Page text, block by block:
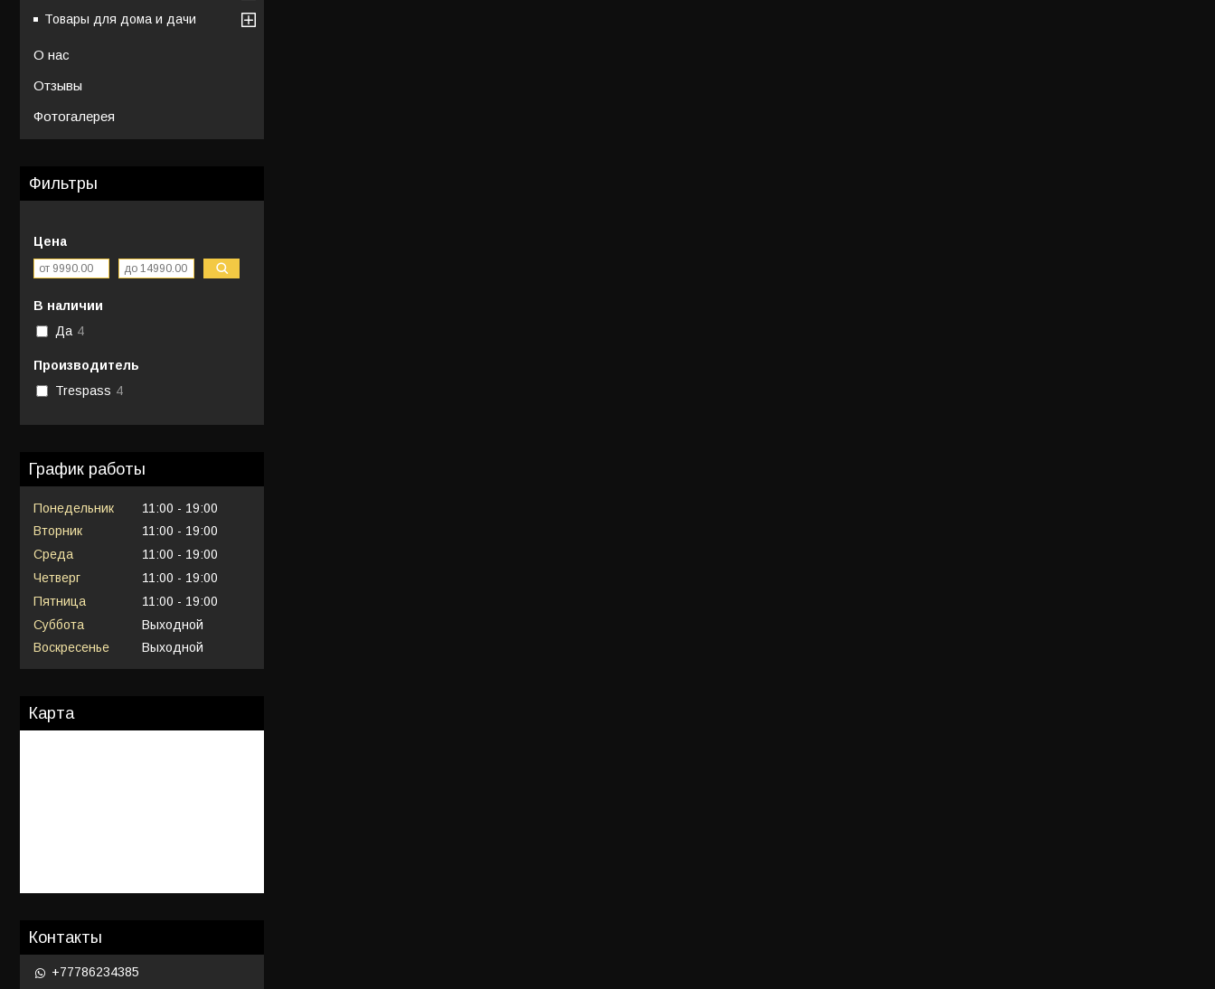
Товары для дома и дачи
О нас
Отзывы
Фотогалерея
Фильтры
Цена
В наличии
Да 4
Производитель
Trespass 4
График работы
Понедельник 11:00
19:00
Вторник
11:00
19:00
Среда
11:00
19:00
Четверг
11:00
19:00
Пятница
11:00
19:00
Суббота
Выходной
Воскресенье
Выходной
Карта
Контакты
+77786234385